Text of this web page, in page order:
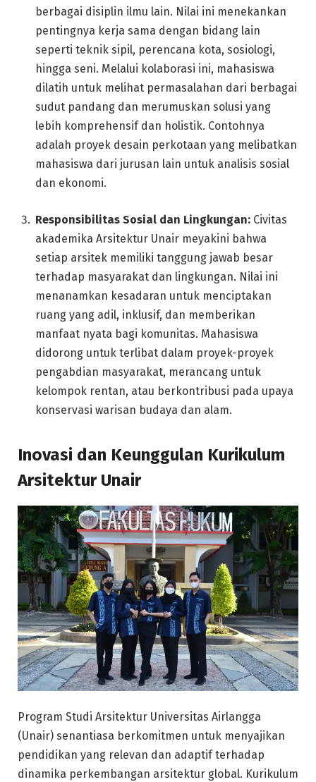
berbagai disiplin ilmu lain. Nilai ini menekankan
pentingnya kerja sama dengan bidang lain
seperti teknik sipil, perencana kota, sosiologi,
hingga seni. Melalui kolaborasi ini, mahasiswa
dilatih untuk melihat permasalahan dari berbagai
sudut pandang dan merumuskan solusi yang
lebih komprehensif dan holistik. Contohnya
adalah proyek desain perkotaan yang melibatkan
mahasiswa dari jurusan lain untuk analisis sosial
dan ekonomi.
Responsibilitas Sosial dan Lingkungan: Civitas
akademika Arsitektur Unair meyakini bahwa
setiap arsitek memiliki tanggung jawab besar
terhadap masyarakat dan lingkungan. Nilai ini
menanamkan kesadaran untuk menciptakan
ruang yang adil, inklusif, dan memberikan
manfaat nyata bagi komunitas. Mahasiswa
didorong untuk terlibat dalam proyek-proyek
pengabdian masyarakat, merancang untuk
kelompok rentan, atau berkontribusi pada upaya
konservasi warisan budaya dan alam.
Inovasi dan Keunggulan Kurikulum
Arsitektur Unair
Program Studi Arsitektur Universitas Airlangga
(Unair) senantiasa berkomitmen untuk menyajikan
pendidikan yang relevan dan adaptif terhadap
dinamika perkembangan arsitektur global. Kurikulum